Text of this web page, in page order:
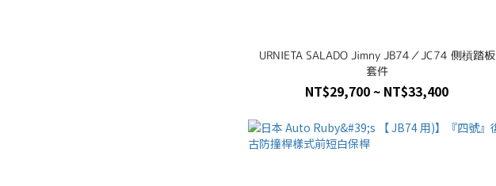
URNIETA SALADO Jimny JB74／JC74 側槓踏板
套件
NT$29,700 ~ NT$33,400